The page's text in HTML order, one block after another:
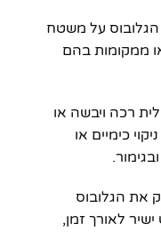
על משטח
ממקומות בהם
רכה ויבשה או
כימיים או
את הגלובוס
לאורך זמן,